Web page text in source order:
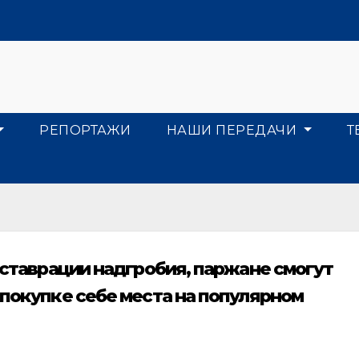
РЕПОРТАЖИ НАШИ ПЕРЕДАЧИ
надгробия, паржане смогут
себе места на популярном